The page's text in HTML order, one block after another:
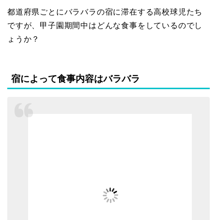
都道府県ごとにバラバラの宿に滞在する高校球児たち
ですが、甲子園期間中はどんな食事をしているのでし
ょうか？
宿によって食事内容はバラバラ